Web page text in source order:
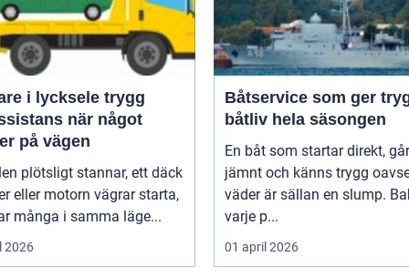
i lycksele trygg
när något
på vägen
plötsligt stannar, ett däck
eller motorn vägrar starta,
många i samma läge...
2026
Båtservice som ger
båtliv hela säsongen
En båt som startar direkt, går
jämnt och känns trygg
väder är sällan en slump.
varje p...
01 april 2026